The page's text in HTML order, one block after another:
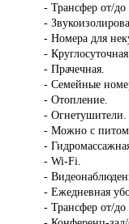
- Трансфер от/до
-
- Номера для
-
- Прачечная.
- Семейные
- Отопление.
- Огнетушители.
- Можно с
-
- Wi-Fi.
-
- Ежедневная
- Трансфер от/до